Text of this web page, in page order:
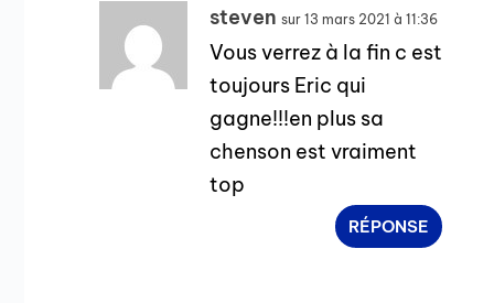
steven sur 13 mars 2021 à 11:36
Vous verrez à la fin c est
toujours Eric qui
gagne!!!en plus sa
chenson est vraiment
top
RÉPONSE